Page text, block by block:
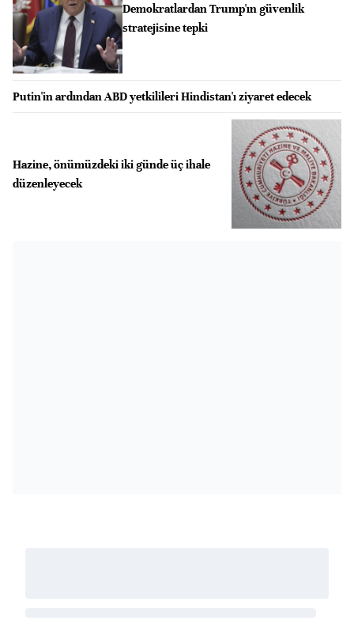
Demokratlardan Trump'ın güvenlik
stratejisine tepki
Putin'in ardından ABD yetkilileri Hindistan'ı ziyaret edecek
Hazine, önümüzdeki iki günde üç ihale
düzenleyecek